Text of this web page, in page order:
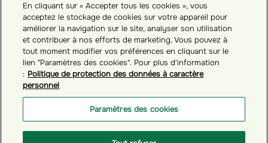
Tous nos fonds
Contact
Groupama ES
Paramètres des cookies
En cliquant sur « Accepter tous les cookies », vous
acceptez le stockage de cookies sur votre appareil pour
améliorer la navigation sur le site, analyser son utilisation
et contribuer à nos efforts de marketing. Vous pouvez à
tout moment modifier vos préférences en cliquant sur le
lien "Paramètres des cookies". Pour plus d'information
: Politique de protection des données à caractère
personnel
Paramètres des cookies